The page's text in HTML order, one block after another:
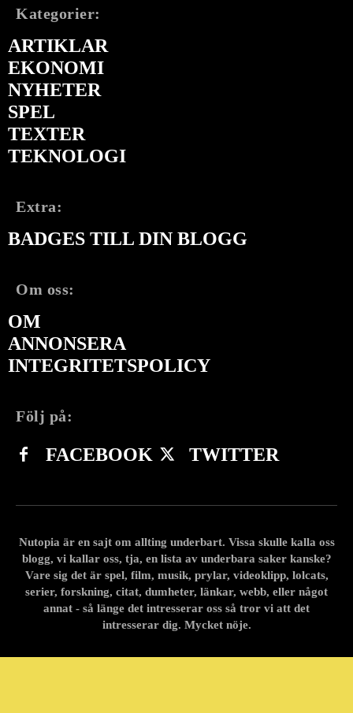
Kategorier:
ARTIKLAR
EKONOMI
NYHETER
SPEL
TEXTER
TEKNOLOGI
Extra:
BADGES TILL DIN BLOGG
Om oss:
OM
ANNONSERA
INTEGRITETSPOLICY
Följ på:
FACEBOOK TWITTER
Nutopia är en sajt om allting underbart. Vissa skulle kalla oss
blogg, vi kallar oss, tja, en lista av underbara saker kanske?
Vare sig det är spel, film, musik, prylar, videoklipp, lolcats,
serier, forskning, citat, dumheter, länkar, webb, eller något
annat - så länge det intresserar oss så tror vi att det
intresserar dig. Mycket nöje.